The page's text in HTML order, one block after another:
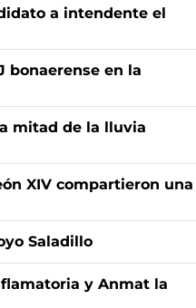
a intendente el
bonaerense en la
mitad de la lluvia
XIV compartieron una
Saladillo
y Anmat la